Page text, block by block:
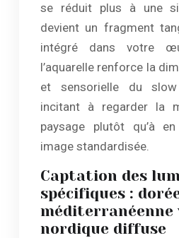
se réduit plus à une
devient un fragment
intégré dans votre
l’aquarelle renforce la
et sensorielle du
incitant à regarder la
paysage plutôt qu’à
image standardisée.
Captation des
spécifiques :
méditerranéenne
nordique diffuse